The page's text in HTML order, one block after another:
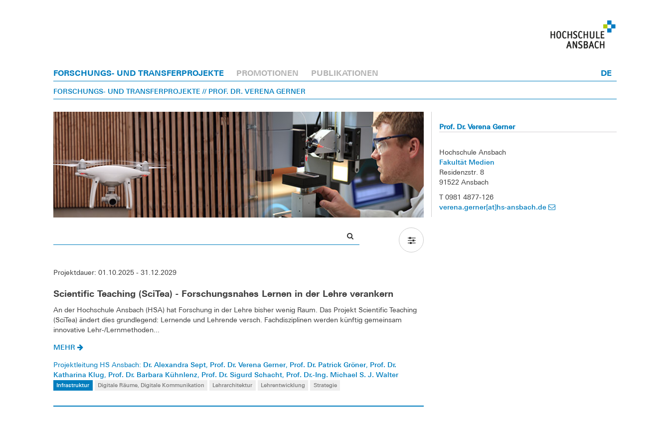
FORSCHUNGS- UND TRANSFERPROJEKTE PROMOTIONEN PUBLIKATIONEN DE
FORSCHUNGS- UND TRANSFERPROJEKTE // PROF. DR. VERENA GERNER
Projektdauer: 01.10.2025 - 31.12.2029
Scientific Teaching (SciTea) - Forschungsnahes Lernen in der Lehre verankern
An der Hochschule Ansbach (HSA) hat Forschung in der Lehre bisher wenig Raum. Das Projekt Scientific Teaching
(SciTea) ändert dies grundlegend: Lernende und Lehrende versch. Fachdisziplinen werden künftig gemeinsam
innovative Lehr-/Lernmethoden...
MEHR
Projektleitung HS Ansbach: Dr. Alexandra Sept, Prof. Dr. Verena Gerner, Prof. Dr. Patrick Gröner, Prof. Dr.
Katharina Klug, Prof. Dr. Barbara Kühnlenz, Prof. Dr. Sigurd Schacht, Prof. Dr.-Ing. Michael S. J. Walter
Infrastruktur Digitale Räume, Digitale Kommunikation Lehrarchitektur Lehrentwicklung Strategie
Prof. Dr. Verena Gerner
Hochschule Ansbach
Fakultät Medien
Residenzstr. 8
91522 Ansbach
T 0981 4877-126
verena.gerner[at]hs-ansbach.de